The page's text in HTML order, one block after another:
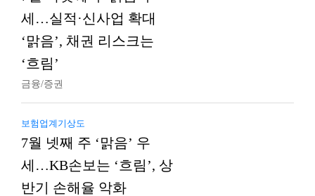
세…실적·신사업 확대
‘맑음’, 채권 리스크는
‘흐림’
금융/증권
보험업계기상도
7월 넷째 주 ‘맑음’ 우
세…KB손보는 ‘흐림’, 상
반기 손해율 악화